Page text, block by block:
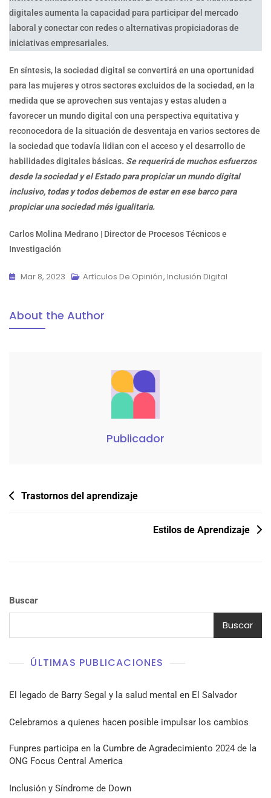
digitales aumenta la capacidad para participar del mercado
laboral y conectar con redes o alternativas propiciadoras de
iniciativas empresariales.
En síntesis, la sociedad digital se convertirá en una oportunidad
para las mujeres y otros sectores excluidos de la sociedad, en la
medida que se aprovechen sus ventajas y estas aluden a
favorecer un mundo digital con una perspectiva equitativa y
reconocedora de la situación de desventaja en varios sectores de
la sociedad que todavía lidian con el acceso y el desarrollo de
habilidades digitales básicas. Se requerirá de muchos esfuerzos
desde la sociedad y el Estado para propiciar un mundo digital
inclusivo, todas y todos debemos de estar en ese barco para
propiciar una sociedad más igualitaria.
Carlos Molina Medrano | Director de Procesos Técnicos e
Investigación
Mar 8, 2023 Artículos De Opinión, Inclusión Digital
About the Author
Publicador
Navegación
Trastornos del aprendizaje
Estilos de Aprendizaje
Buscar
Buscar
ÚLTIMAS PUBLICACIONES
El legado de Barry Segal y la salud mental en El Salvador
Celebramos a quienes hacen posible impulsar los cambios
Funpres participa en la Cumbre de Agradecimiento 2024 de la
ONG Focus Central America
Inclusión y Síndrome de Down